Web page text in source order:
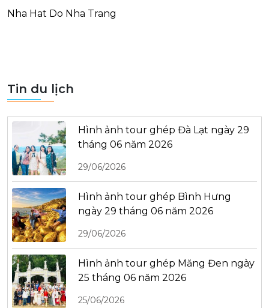
Nha Hat Do Nha Trang
Tin du lịch
Hình ảnh tour ghép Đà Lạt ngày 29
tháng 06 năm 2026
29/06/2026
Hình ảnh tour ghép Bình Hưng
ngày 29 tháng 06 năm 2026
29/06/2026
Hình ảnh tour ghép Măng Đen ngày
25 tháng 06 năm 2026
25/06/2026